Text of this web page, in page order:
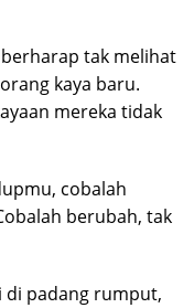
tak melihat
kaya baru.
mereka tidak
cobalah
berubah, tak
di padang rumput,